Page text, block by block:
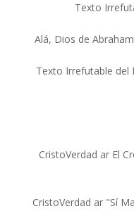
Texto
Alá, Dios de
Texto Irrefutable del
CristoVerdad ar El
CristoVerdad ar "Sí